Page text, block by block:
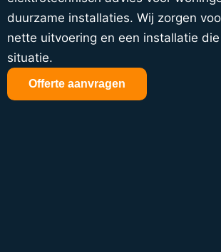
duurzame installaties. Wij zorgen
nette uitvoering en een installatie
situatie.
Offerte aanvragen